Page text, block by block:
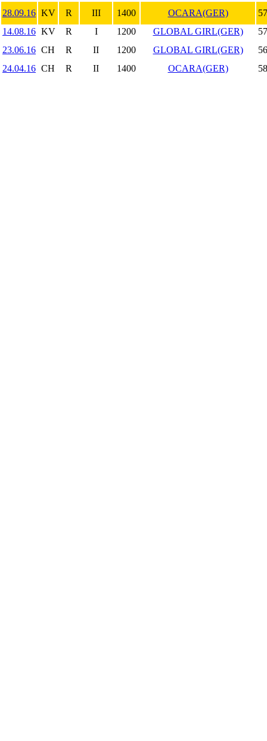
28.09.16 KV R III 1400 OCARA(GER)
14.08.16 KV R I 1200 GLOBAL GIRL(GER)
23.06.16 CH R II 1200 GLOBAL GIRL(GER)
24.04.16 CH R II 1400 OCARA(GER)